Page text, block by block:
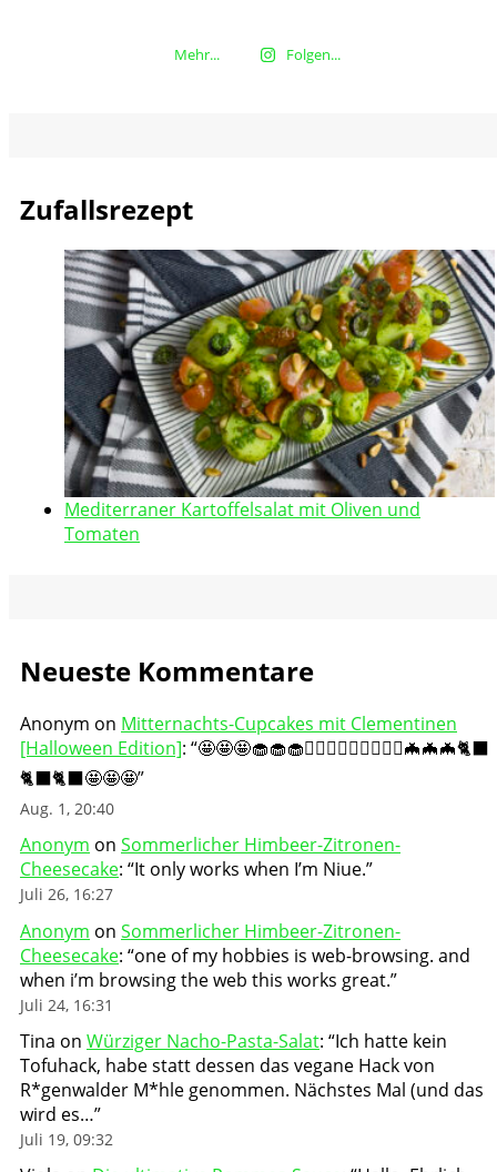
Mehr... Folgen...
Zufallsrezept
Mediterraner Kartoffelsalat mit Oliven und
Tomaten
Neueste Kommentare
Anonym on Mitternachts-Cupcakes mit Clementinen
[Halloween Edition]: “🤩🤩🤩🧁🧁🧁🧛🏻‍♀️🧛🏻‍♀️🧛🏻‍♀️🦇🦇🦇🐈‍⬛
🐈‍⬛🐈‍⬛🤩🤩🤩”
Aug. 1, 20:40
Anonym on Sommerlicher Himbeer-Zitronen-
Cheesecake: “It only works when I’m Niue.”
Juli 26, 16:27
Anonym on Sommerlicher Himbeer-Zitronen-
Cheesecake: “one of my hobbies is web-browsing. and
when i’m browsing the web this works great.”
Juli 24, 16:31
Tina on Würziger Nacho-Pasta-Salat: “Ich hatte kein
Tofuhack, habe statt dessen das vegane Hack von
R*genwalder M*hle genommen. Nächstes Mal (und das
wird es…”
Juli 19, 09:32